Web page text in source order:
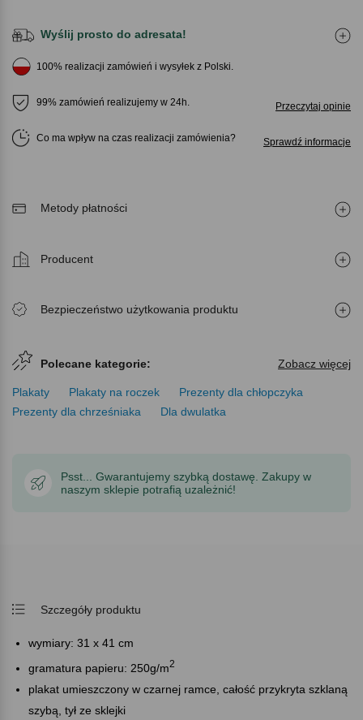
Wyślij prosto do adresata!
100% realizacji zamówień i wysyłek z Polski.
99% zamówień realizujemy w 24h. Przeczytaj opinie
Co ma wpływ na czas realizacji zamówienia Sprawdź informacje
Metody płatności
Producent
Bezpieczeństwo użytkowania produktu
Polecane kategorie: Zobacz więcej
Plakaty Plakaty na roczek
Prezenty dla chłopczyka
Prezenty dla chrześniaka
Dla dwulatka
Psst... Gwarantujemy szybką dostawę. Zakupy w
naszym sklepie potrafią uzależnić!
Szczegóły produktu
wymiary: 31 x 41 cm
gramatura papieru: 250g/m2
plakat umieszczony w czarnej ramce, całość przykryta szklaną
szybą, tył ze sklejki